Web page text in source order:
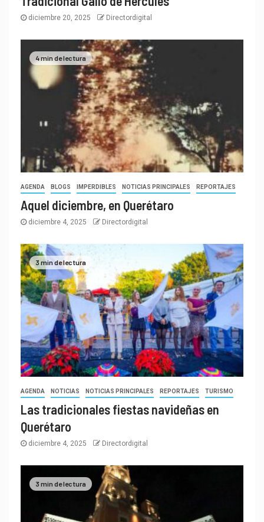
diciembre 20, 2025 Directordigital
4 min de lectura
AGENDA BLOGS IMPERDIBLES NOTICIAS PRINCIPALES REPORTAJES
Aquel diciembre, en Querétaro
diciembre 4, 2025 Directordigital
3 min de lectura
AGENDA NOTICIAS NOTICIAS PRINCIPALES REPORTAJES TURISMO
Las tradicionales fiestas navideñas en
Querétaro
diciembre 4, 2025 Directordigital
3 min de lectura